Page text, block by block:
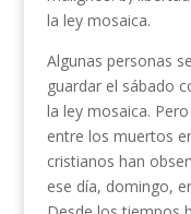
la ley mosaica.
Algunas personas
guardar el sábado
la ley mosaica.
entre los muertos
cristianos han
ese día, domingo,